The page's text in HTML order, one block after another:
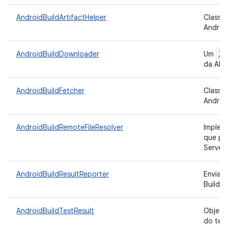
AndroidBuildArtifactHelper
Classe
AndroidBuildDownloader Um
da
AndroidBuildFetcher
Classe
AndroidBuildRemoteFileResolver
que
Server.
AndroidBuildResultReporter
Envia
Build.
AndroidBuildTestResult
do